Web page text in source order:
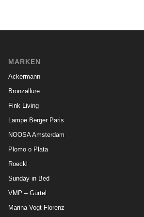
MARKEN
Ackermann
Bronzallure
Fink Living
Lampe Berger Paris
NOOSA Amsterdam
Plomo o Plata
Roeckl
Sunday in Bed
VMP – Gürtel
Marina Vogt Florenz